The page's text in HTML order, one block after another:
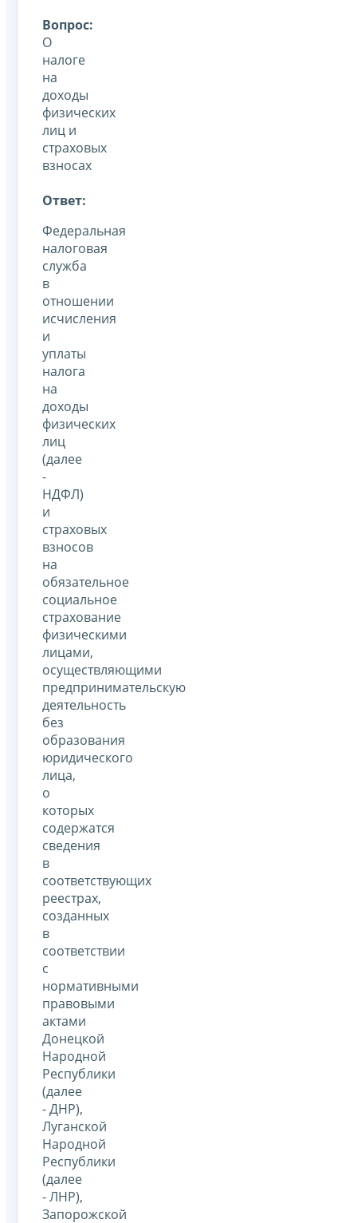
Вопрос:
О
налоге
на
доходы
физических
лиц и
страховых
взносах
Ответ:
Федеральная
налоговая
служба
в
отношении
исчисления
и
уплаты
налога
на
доходы
физических
лиц
(далее
-
НДФЛ)
и
страховых
взносов
на
обязательное
социальное
страхование
физическими
лицами,
осуществляющими
предпринимательскую
деятельность
без
образования
юридического
лица,
о
которых
содержатся
сведения
в
соответствующих
реестрах,
созданных
в
соответствии
с
нормативными
правовыми
актами
Донецкой
Народной
Республики
(далее
- ДНР),
Луганской
Народной
Республики
(далее
- ЛНР),
Запорожской